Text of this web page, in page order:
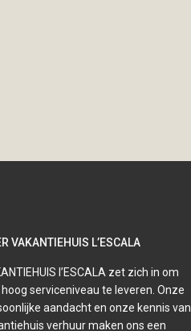
VAKANTIEHUIS L’ESCALA
l’ESCALA zet zich in om
serviceniveau te leveren. Onze
aandacht en onze kennis van
verhuur maken ons een